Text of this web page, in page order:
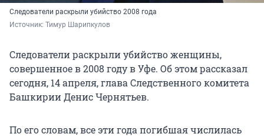
Следователи раскрыли убийство 2008 года
Источник: Тимур Шарипкулов
Следователи раскрыли убийство женщины,
совершенное в 2008 году в Уфе. Об этом рассказал
сегодня, 14 апреля, глава Следственного комитета
Башкирии Денис Чернятьев.
По его словам, все эти года погибшая числилась